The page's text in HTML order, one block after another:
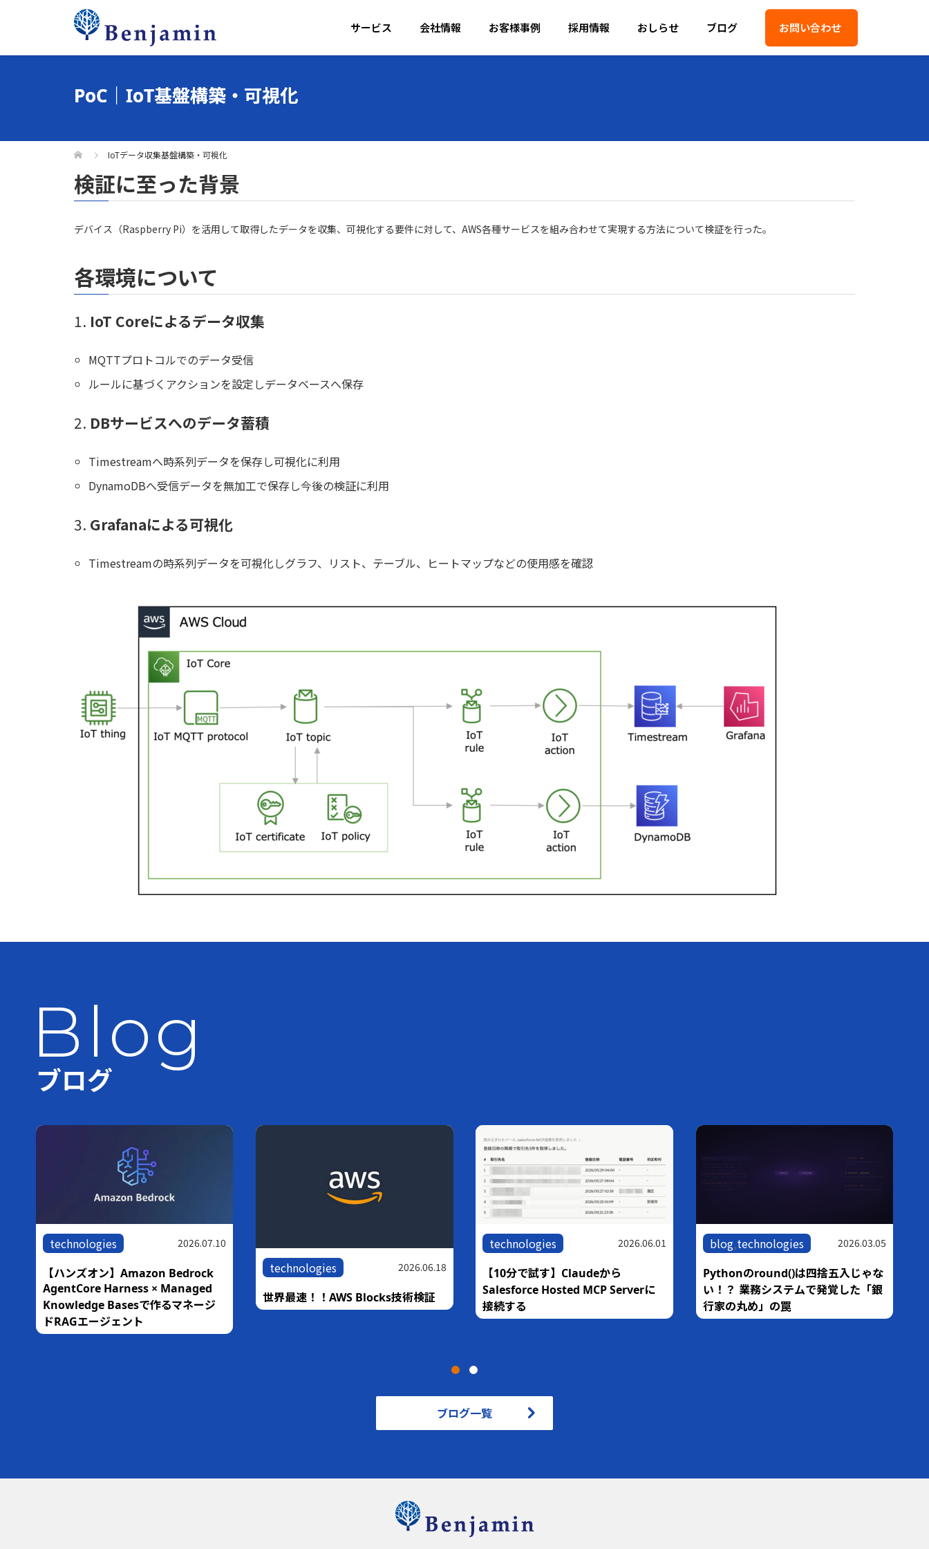
サービス 会社情報 お客様事例 採用情報 おしらせ ブログ お問い合わせ
PoC｜IoT基盤構築・可視化
IoTデータ収集基盤構築・可視化
検証に至った背景
デバイス（Raspberry Pi）を活用して取得したデータを収集、可視化する要件に対して、AWS各種サービスを組み合わせて実現する方法について検証を行った。
各環境について
1. IoT Coreによるデータ収集
MQTTプロトコルでのデータ受信
ルールに基づくアクションを設定しデータベースへ保存
2. DBサービスへのデータ蓄積
Timestreamへ時系列データを保存し可視化に利用
DynamoDBへ受信データを無加工で保存し今後の検証に利用
3. Grafanaによる可視化
Timestreamの時系列データを可視化しグラフ、リスト、テーブル、ヒートマップなどの使用感を確認
Blog
ブログ
technologies 2026.07.10
【ハンズオン】Amazon Bedrock
AgentCore Harness × Managed
Knowledge Basesで作るマネージ
ドRAGエージェント
technologies 2026.06.18
世界最速！！AWS Blocks技術検証
technologies 2026.06.01
【10分で試す】Claudeから
Salesforce Hosted MCP Serverに
接続する
blog,technologies 2026.03.05
Pythonのround()は四捨五入じゃな
い！？ 業務システムで発覚した「銀
行家の丸め」の罠
ブログ一覧